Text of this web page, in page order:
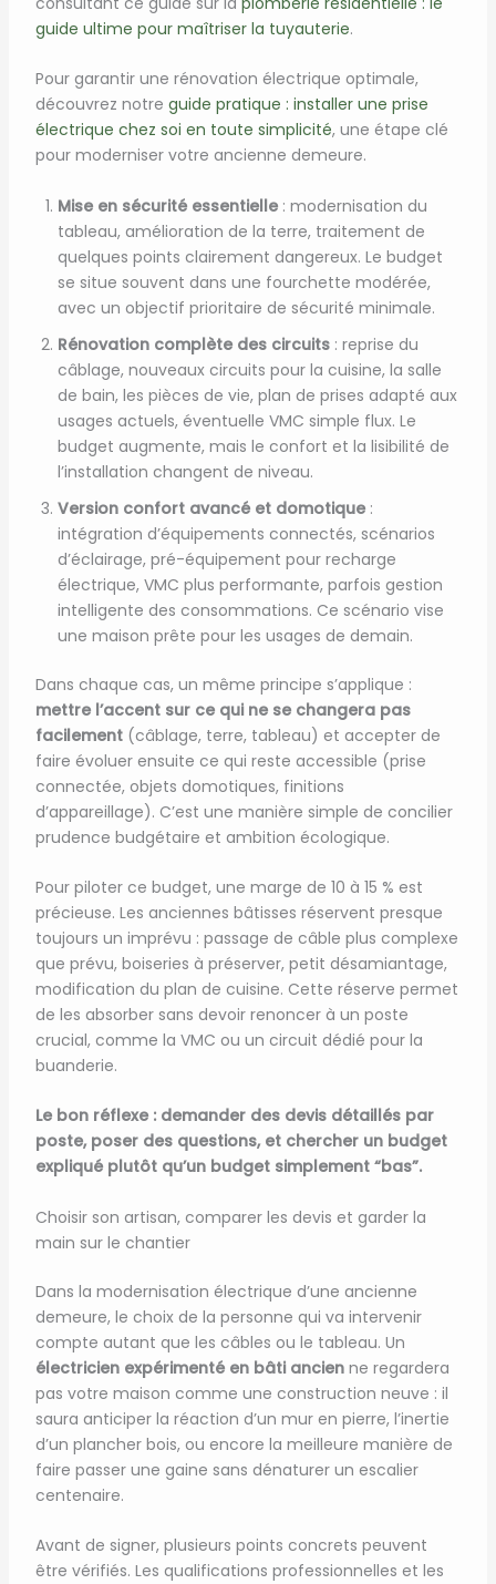
guide ultime pour maîtriser la tuyauterie.
Pour garantir une rénovation électrique optimale,
découvrez notre guide pratique : installer une prise
électrique chez soi en toute simplicité, une étape clé
pour moderniser votre ancienne demeure.
Mise en sécurité essentielle: modernisation du
tableau, amélioration de la terre, traitement de
quelques points clairement dangereux. Le budget
se situe souvent dans une fourchette modérée,
avec un objectif prioritaire de sécurité minimale.
Rénovation complète des circuits: reprise du
câblage, nouveaux circuits pour la cuisine, la salle
de bain, les pièces de vie, plan de prises adapté aux
usages actuels, éventuelle VMC simple flux. Le
budget augmente, mais le confort et la lisibilité de
l’installation changent de niveau.
Version confort avancé et domotique:
intégration d’équipements connectés, scénarios
d’éclairage, pré-équipement pour recharge
électrique, VMC plus performante, parfois gestion
intelligente des consommations. Ce scénario vise
une maison prête pour les usages de demain.
Dans chaque cas, un même principe s’applique :
mettre l’accent sur ce qui ne se changera pas
facilement(câblage, terre, tableau) et accepter de
faire évoluer ensuite ce qui reste accessible (prise
connectée, objets domotiques, finitions
d’appareillage). C’est une manière simple de concilier
prudence budgétaire et ambition écologique.
Pour piloter ce budget, une marge de 10 à 15 % est
précieuse. Les anciennes bâtisses réservent presque
toujours un imprévu : passage de câble plus complexe
que prévu, boiseries à préserver, petit désamiantage,
modification du plan de cuisine. Cette réserve permet
de les absorber sans devoir renoncer à un poste
crucial, comme la VMC ou un circuit dédié pour la
buanderie.
Le bon réflexe : demander des devis détaillés par
poste, poser des questions, et chercher un budget
expliqué plutôt qu’un budget simplement “bas”.
Choisir son artisan, comparer les devis et garder la
main sur le chantier
Dans la modernisation électrique d’une ancienne
demeure, le choix de la personne qui va intervenir
compte autant que les câbles ou le tableau. Un
électricien expérimenté en bâti ancienne regardera
pas votre maison comme une construction neuve : il
saura anticiper la réaction d’un mur en pierre, l’inertie
d’un plancher bois, ou encore la meilleure manière de
faire passer une gaine sans dénaturer un escalier
centenaire.
Avant de signer, plusieurs points concrets peuvent
être vérifiés. Les qualifications professionnelles et les